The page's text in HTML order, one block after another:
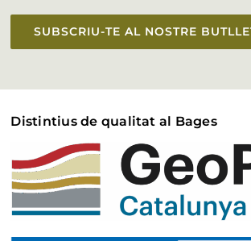
SUBSCRIU-TE AL NOSTRE
Distintius de qualitat al Bages